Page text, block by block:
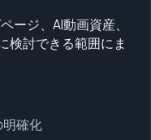
ージ、AI動画資産、
検討できる範囲にま
確化